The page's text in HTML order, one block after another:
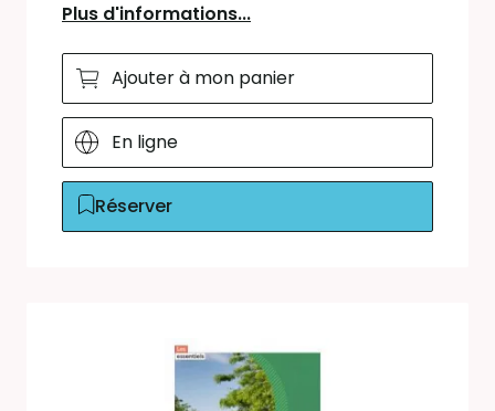
Plus d'informations...
Ajouter à mon panier
En ligne
Réserver